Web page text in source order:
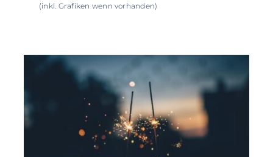
(inkl. Grafiken wenn vorhanden)